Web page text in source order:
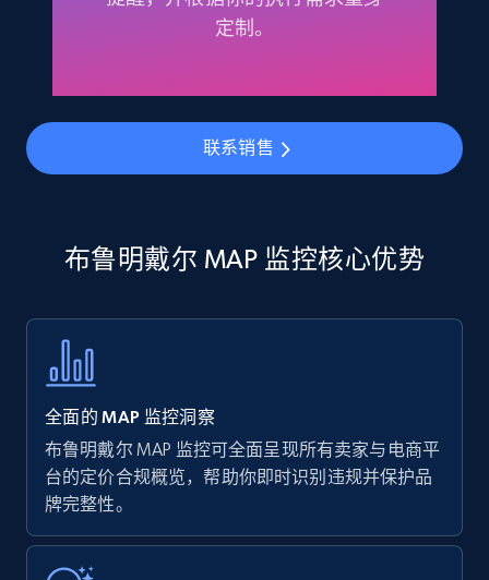
Amazon products - find products by using
price, Currency, Availability, Reviews count, and
more.
35.2K+ 5.7K+ 立即开始
URL, Product name, Product rating, Product
rating object, Product rating max, Rating,
Author name, Asin, and more.
7.4K+ 870+
Walmart - products
URL, Final price, Sku, Currency, Gtin,
定制。
联系销售
布鲁明戴尔 MAP 监控核心优势
全面的 MAP 监控洞察
布鲁明戴尔 MAP 监控可全面呈现所有卖家与电商平
台的定价合规概览，帮助你即时识别违规并保护品
牌完整性。